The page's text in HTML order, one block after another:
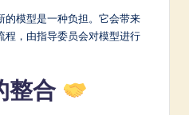
的模型是一种负担。它会带来
程，由指导委员会对模型进行
整合